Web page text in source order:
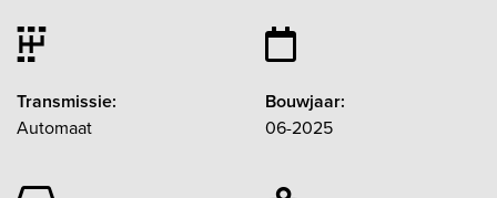
Transmissie:
Automaat
Bouwjaar:
06-2025